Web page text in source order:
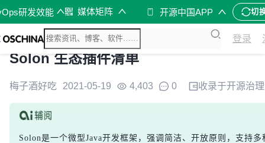
研发效能 媒体矩阵 开源中国APP 切
登录
Solon 生态插件清单
梅子酒好吃 2021-05-19 4,403 0 收录于开源治理
Solon是一个微型Java开发框架，强调简洁、开放原则，支持